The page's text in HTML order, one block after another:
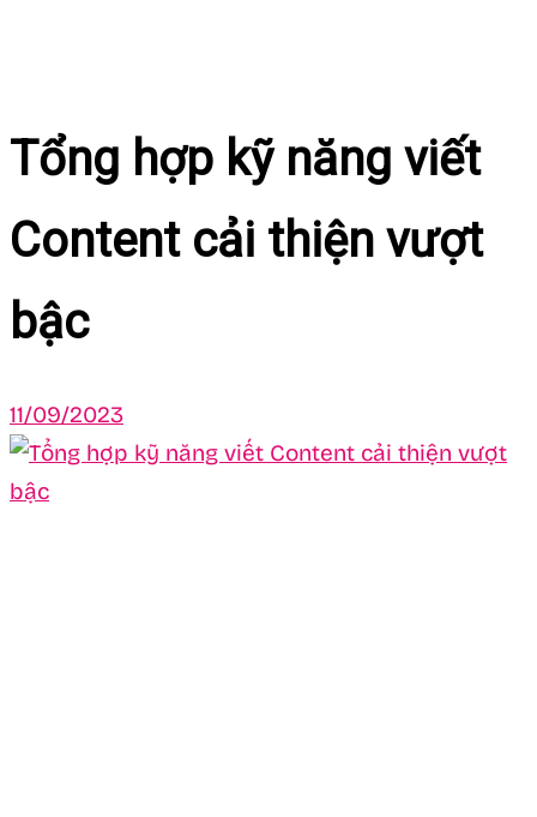
Tổng hợp kỹ năng viết
Content cải thiện vượt
bậc
11/09/2023